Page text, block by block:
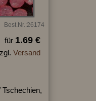
Best.Nr.:26174
für 1.69 €
Versand